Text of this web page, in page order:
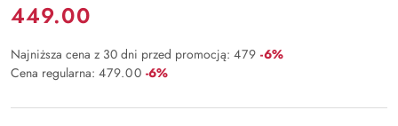
Cena:
449.00
Najniższa cena z 30 dni przed promocją: 479 Rabat:
-6%
Cena regularna: 479.00 Rabat:
-6%